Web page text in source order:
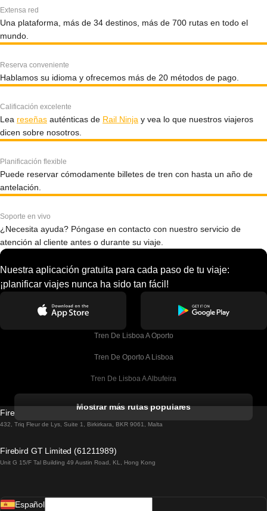
Extensa red
Una plataforma, más de 34 destinos, más de 700 rutas en todo el
mundo.
Reserva conveniente
Hablamos su idioma y ofrecemos más de 20 métodos de pago.
Calificación excelente
Lea reseñas auténticas de Rail Ninja y vea lo que nuestros viajeros
dicen sobre nosotros.
Planificación flexible
Puede reservar cómodamente billetes de tren con hasta un año de
antelación.
Soporte en vivo
¿Necesita ayuda? Póngase en contacto con nuestro servicio de
atención al cliente antes o durante su viaje.
Nuestra aplicación gratuita para cada paso de tu viaje:
¡planificar viajes nunca ha sido tan fácil!
Tren De Lisboa A Oporto
Tren De Oporto A Lisboa
Tren De Lisboa A Albufeira
Tren De Lisboa A Lagos
Tren De Lisboa A Madrid
Mostrar más rutas populares
Firebird GT Limited (OC 1451)
432, Triq Fleur de Lys, Suite 1, Birkirkara, BKR 9061, Malta
Firebird GT Limited (61211989)
Unit G 15/F Tal Building 49 Austin Road, KL, Hong Kong
Español